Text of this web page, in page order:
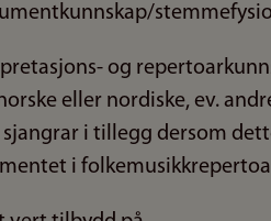
og
eller nordiske, ev.
i tillegg dersom
i